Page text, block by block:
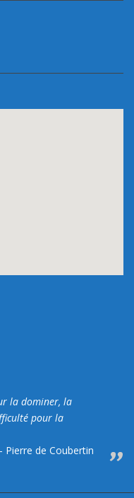
la dominer, la
pour la
Pierre de Coubertin